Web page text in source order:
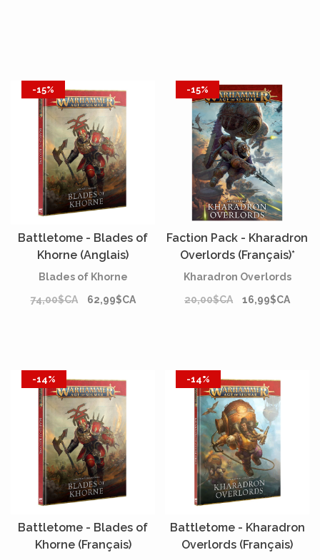
-15%
Battletome - Blades of
Khorne (Anglais)
Blades of Khorne
74,00$CA
62,99$CA
-15%
Faction Pack - Kharadron
Overlords (Français)*
Kharadron Overlords
20,00$CA
16,99$CA
-14%
Battletome - Blades of
Khorne (Français)
-14%
Battletome - Kharadron
Overlords (Français)